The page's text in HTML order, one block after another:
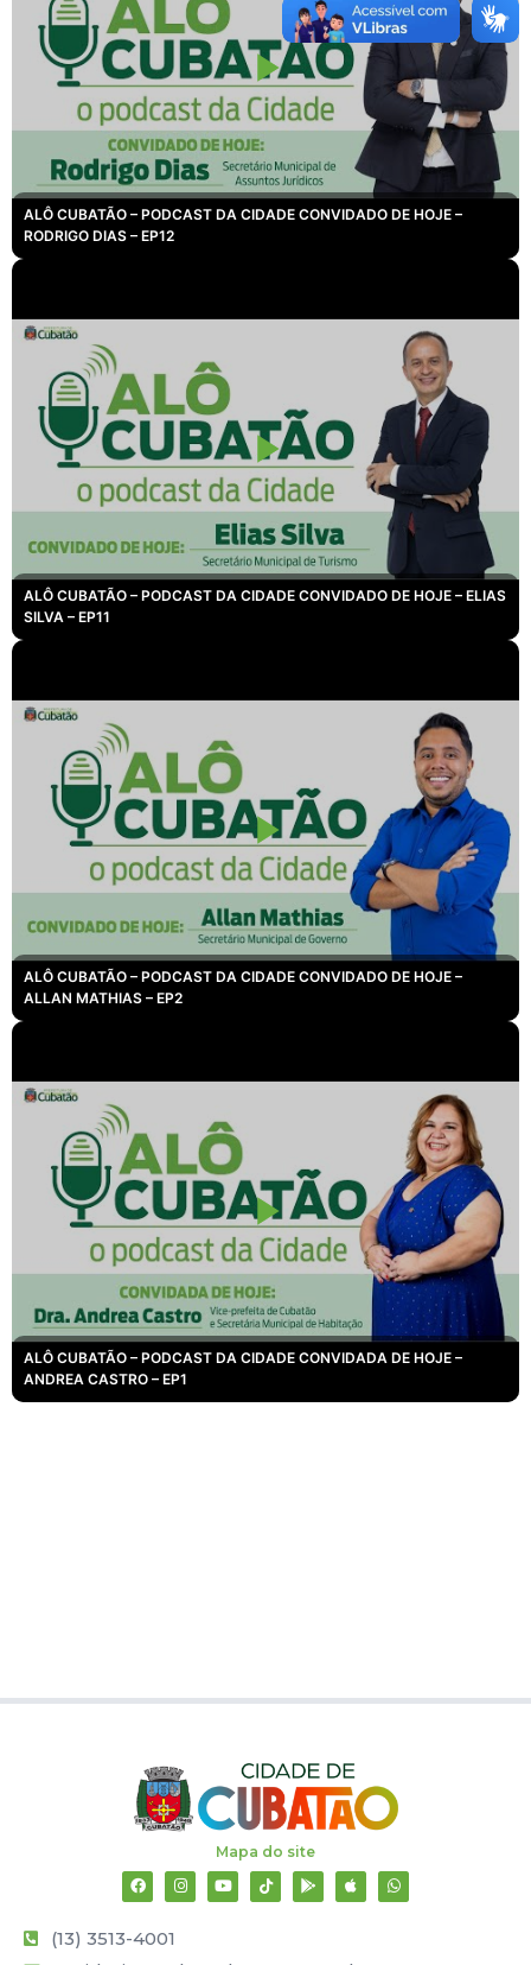
ALÔ CUBATÃO – PODCAST DA CIDADE CONVIDADO DE HOJE –
RODRIGO DIAS – EP12
ALÔ CUBATÃO – PODCAST DA CIDADE CONVIDADO DE HOJE – ELIAS
SILVA – EP11
ALÔ CUBATÃO – PODCAST DA CIDADE CONVIDADO DE HOJE –
ALLAN MATHIAS – EP2
ALÔ CUBATÃO – PODCAST DA CIDADE CONVIDADA DE HOJE –
ANDREA CASTRO – EP1
Mapa do site
(13) 3513-4001